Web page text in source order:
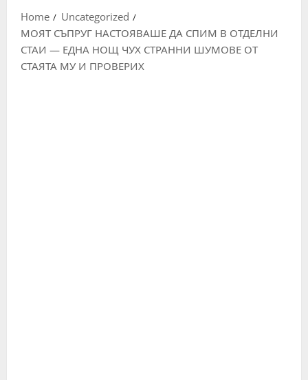
Home
Uncategorized
МОЯТ СЪПРУГ НАСТОЯВАШЕ ДА СПИМ В ОТДЕЛНИ
СТАИ — ЕДНА НОЩ ЧУХ СТРАННИ ШУМОВЕ ОТ
СТАЯТА МУ И ПРОВЕРИХ